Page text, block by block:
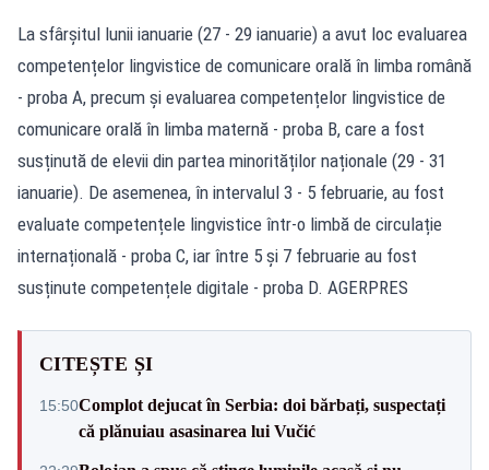
La sfârșitul lunii ianuarie (27 - 29 ianuarie) a avut loc evaluarea
competențelor lingvistice de comunicare orală în limba română
- proba A, precum și evaluarea competențelor lingvistice de
comunicare orală în limba maternă - proba B, care a fost
susținută de elevii din partea minorităților naționale (29 - 31
ianuarie). De asemenea, în intervalul 3 - 5 februarie, au fost
evaluate competențele lingvistice într-o limbă de circulație
internațională - proba C, iar între 5 și 7 februarie au fost
susținute competențele digitale - proba D. AGERPRES
CITEȘTE ȘI
15:50Complot dejucat în Serbia: doi bărbați, suspectați
că plănuiau asasinarea lui Vučić